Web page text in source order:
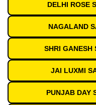
DELHI ROSE
NAGALAND
SHRI GANESH
JAI LUXMI
PUNJAB DAY